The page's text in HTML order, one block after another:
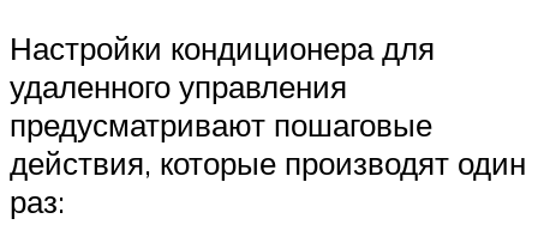
Настройки кондиционера для
удаленного управления
предусматривают пошаговые
действия, которые производят один
раз: